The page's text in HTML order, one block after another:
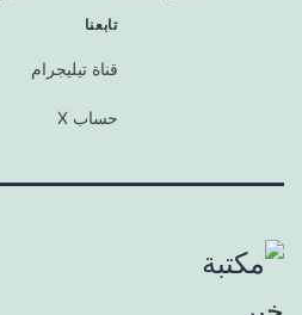
تابعنا
قناة تيليجرام
حساب X